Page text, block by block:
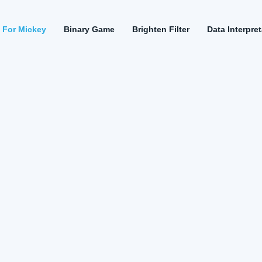
For Mickey Binary Game Brighten Filter Data